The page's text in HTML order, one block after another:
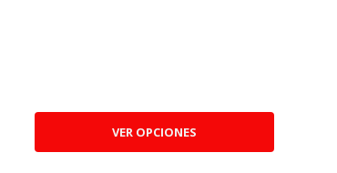
VER OPCIONES